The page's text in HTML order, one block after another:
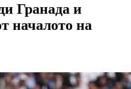
Гранада и
началото на